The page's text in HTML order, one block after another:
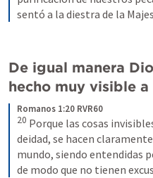
sentó a la diestra de la
De igual manera
hecho muy visible a
Romanos 1:20 RVR60
20 Porque las cosas
deidad, se hacen
mundo, siendo entendidas
de modo que no tienen